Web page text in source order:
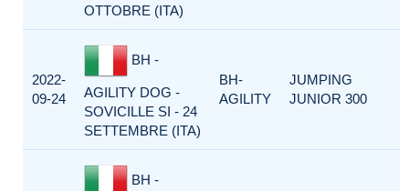
OTTOBRE (ITA)
2022-
09-24
BH -
AGILITY DOG -
SOVICILLE SI - 24
SETTEMBRE (ITA)
BH-
AGILITY
JUMPING
JUNIOR 300
BH -